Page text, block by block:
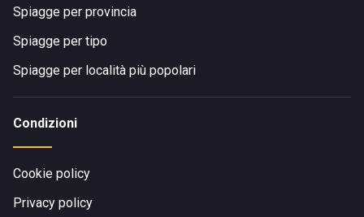
Spiagge per provincia
Spiagge per tipo
Spiagge per località più popolari
Condizioni
Cookie policy
Privacy policy